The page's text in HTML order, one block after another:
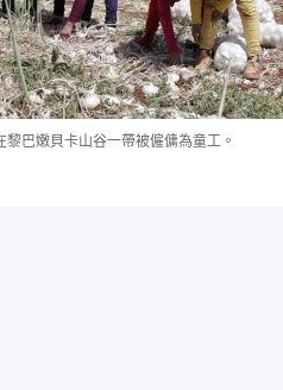
巴嫩貝卡山谷一帶被僱傭為童工。